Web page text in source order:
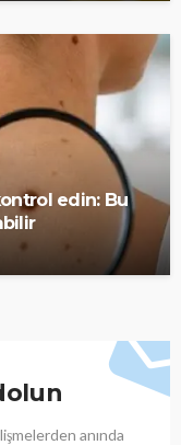
edin: Bu
anında